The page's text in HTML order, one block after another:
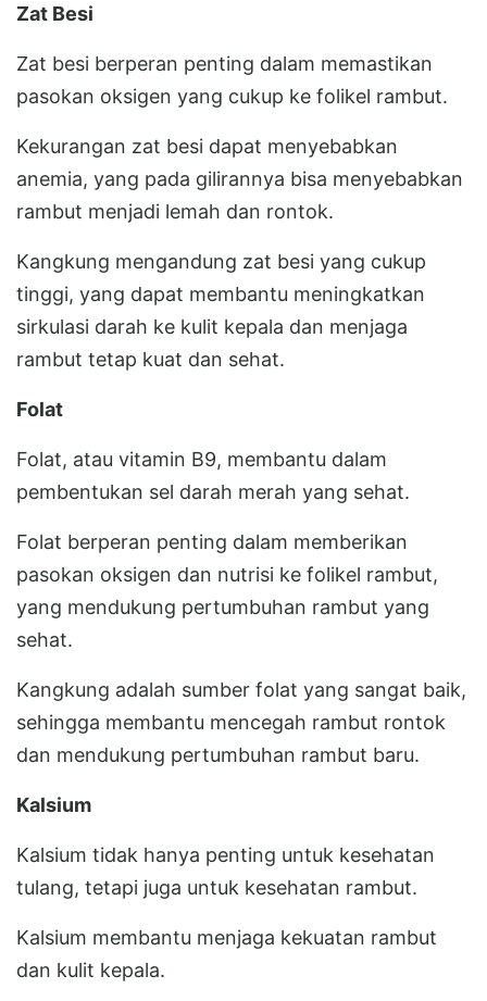
Zat Besi
Zat besi berperan penting dalam memastikan
pasokan oksigen yang cukup ke folikel rambut.
Kekurangan zat besi dapat menyebabkan
anemia, yang pada gilirannya bisa menyebabkan
rambut menjadi lemah dan rontok.
Kangkung mengandung zat besi yang cukup
tinggi, yang dapat membantu meningkatkan
sirkulasi darah ke kulit kepala dan menjaga
rambut tetap kuat dan sehat.
Folat
Folat, atau vitamin B9, membantu dalam
pembentukan sel darah merah yang sehat.
Folat berperan penting dalam memberikan
pasokan oksigen dan nutrisi ke folikel rambut,
yang mendukung pertumbuhan rambut yang
sehat.
Kangkung adalah sumber folat yang sangat baik,
sehingga membantu mencegah rambut rontok
dan mendukung pertumbuhan rambut baru.
Kalsium
Kalsium tidak hanya penting untuk kesehatan
tulang, tetapi juga untuk kesehatan rambut.
Kalsium membantu menjaga kekuatan rambut
dan kulit kepala.